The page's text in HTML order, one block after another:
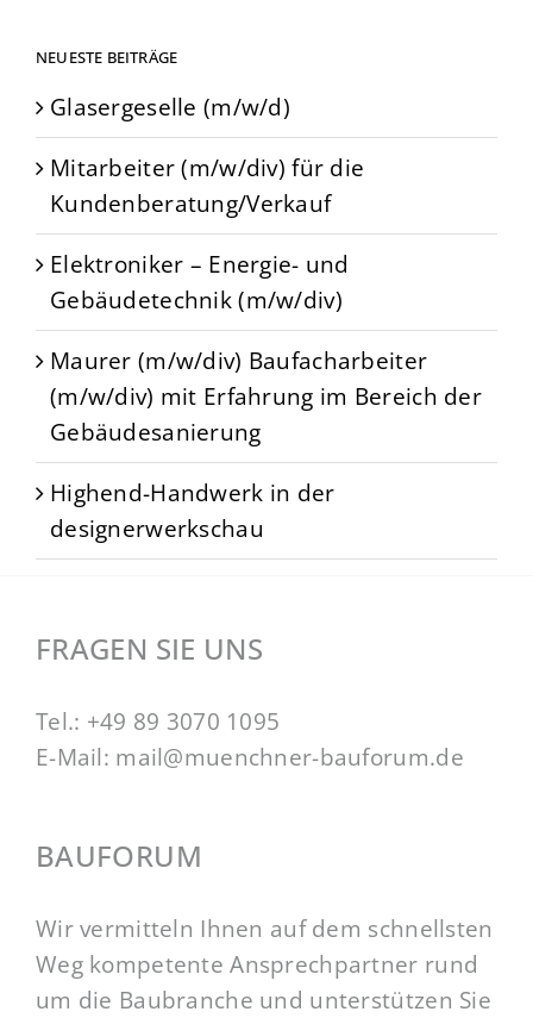
NEUESTE BEITRÄGE
Glasergeselle (m/w/d)
Mitarbeiter (m/w/div) für die
Kundenberatung/Verkauf
Elektroniker – Energie- und
Gebäudetechnik (m/w/div)
Maurer (m/w/div) Baufacharbeiter
(m/w/div) mit Erfahrung im Bereich der
Gebäudesanierung
Highend-Handwerk in der
designerwerkschau
FRAGEN SIE UNS
Tel.: +49 89 3070 1095
E-Mail: mail@muenchner-bauforum.de
BAUFORUM
Wir vermitteln Ihnen auf dem schnellsten
Weg kompetente Ansprechpartner rund
um die Baubranche und unterstützen Sie